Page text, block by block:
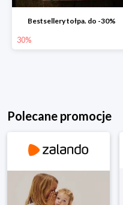
Bestsellery tołpa. do -30%
30%
Polecane promocje